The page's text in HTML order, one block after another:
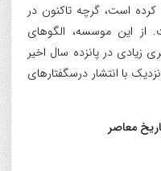
است، گرچه تاکنون در
از این موسسه، الگوهای
زیادی در پانزده سال اخیر
با انتشار درسگفتارهای
معاصر